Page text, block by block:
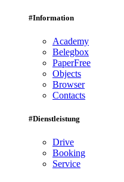
#Information
Academy
Belegbox
PaperFree
Objects
Browser
Contacts
#Dienstleistung
Drive
Booking
Service